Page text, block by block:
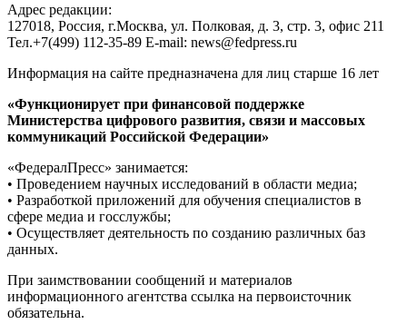
Адрес редакции:
127018, Россия, г.Москва, ул. Полковая, д. 3, стр. 3, офис 211
Тел.+7(499) 112-35-89 E-mail: news@fedpress.ru
Информация на сайте предназначена для лиц старше 16 лет
«Функционирует при финансовой поддержке
Министерства цифрового развития, связи и массовых
коммуникаций Российской Федерации»
«ФедералПресс» занимается:
• Проведением научных исследований в области медиа;
• Разработкой приложений для обучения специалистов в
сфере медиа и госслужбы;
• Осуществляет деятельность по созданию различных баз
данных.
При заимствовании сообщений и материалов
информационного агентства ссылка на первоисточник
обязательна.